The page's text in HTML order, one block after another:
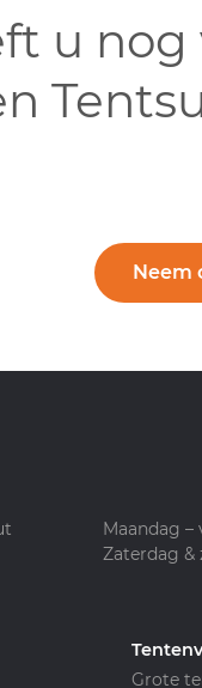
u nog
Neem
Maandag –
Zaterdag &
Grote